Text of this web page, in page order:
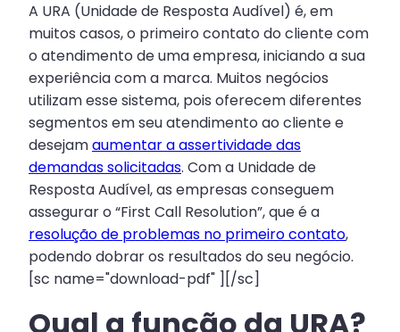
A URA (Unidade de Resposta Audível) é, em
muitos casos, o primeiro contato do cliente com
o atendimento de uma empresa, iniciando a sua
experiência com a marca. Muitos negócios
utilizam esse sistema, pois oferecem diferentes
segmentos em seu atendimento ao cliente e
desejamaumentar a assertividade das
demandas solicitadas. Com a Unidade de
Resposta Audível, as empresas conseguem
assegurar o “First Call Resolution”, que é a
resolução de problemas no primeiro contato,
podendo dobrar os resultados do seu negócio.
[sc name="download-pdf" ][/sc]
Qual a função da URA?